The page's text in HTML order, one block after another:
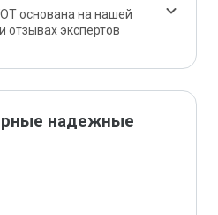
основана на нашей
отзывах экспертов
надежные